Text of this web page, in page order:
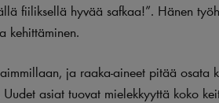
fiiliksellä hyvää safkaa!”. Hänen
kehittäminen.
ja raaka-aineet pitää osata
asiat tuovat mielekkyyttä koko